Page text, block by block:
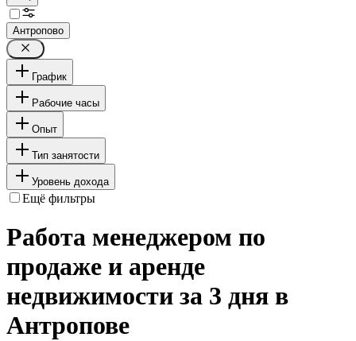
Антропово
График
Рабочие часы
Опыт
Тип занятости
Уровень дохода
Ещё фильтры
Работа менеджером по
продаже и аренде
недвижимости за 3 дня в
Антропове